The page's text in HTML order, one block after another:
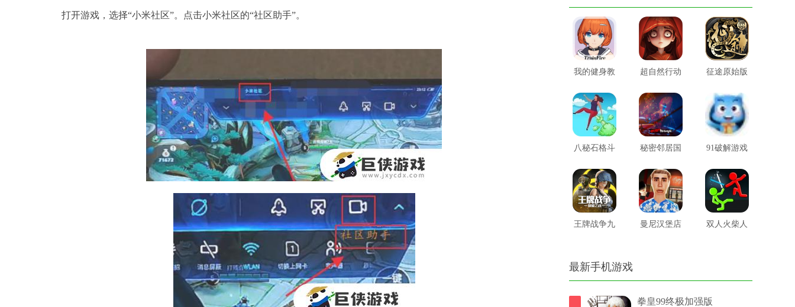
打开游戏，选择“小米社区”。点击小米社区的“社区助手”。
我的健身教
练2
超自然行动
小组
征途原始版
八秘石格斗 秘密邻居国
际版
91破解游戏
盒子
王牌战争九 曼尼汉堡店 双人火柴人
最新手机游戏
拳皇99终极加强版